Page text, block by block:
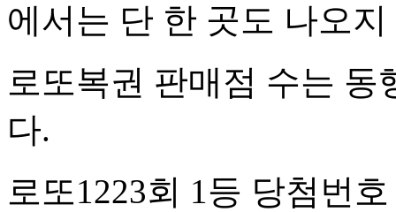
에서는 단 한 곳도 나오
로또복권 판매점 수는 동
다.
로또1223회 1등 당첨번